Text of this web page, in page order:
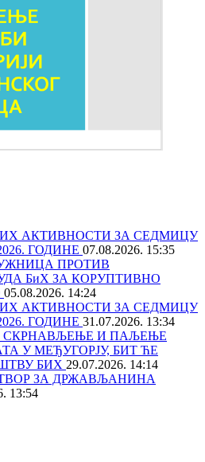
АКТИВНОСТИ ЗА СЕДМИЦУ
ГОДИНЕ 07.08.2026. 15:35
ПРОТИВ
БиХ ЗА КОРУПТИВНО
05.08.2026. 14:24
АКТИВНОСТИ ЗА СЕДМИЦУ
ГОДИНЕ 31.07.2026. 13:34
И ПАЉЕЊЕ
У МЕЂУГОРЈУ, БИТ ЋЕ
БИХ 29.07.2026. 14:14
ЗА ДРЖАВЉАНИНА
13:54